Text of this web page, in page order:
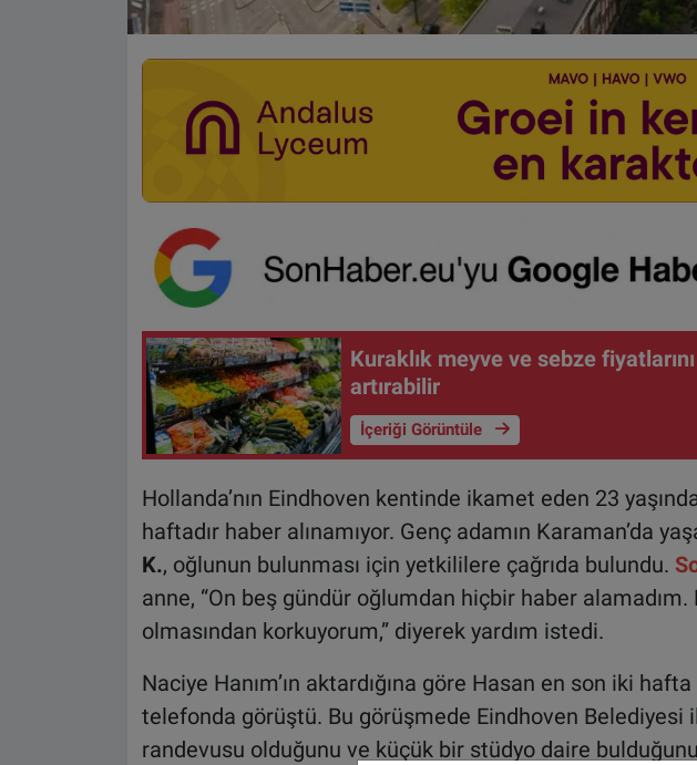
Kuraklık meyve ve sebze
artırabilir
İçeriği Görüntüle
Hollanda’nın Eindhoven kentinde ikamet eden 23
haftadır haber alınamıyor. Genç adamın Karaman’da
K., oğlunun bulunması için yetkililere çağrıda bulundu.
anne, “On beş gündür oğlumdan hiçbir haber alamadım.
olmasından korkuyorum,” diyerek yardım istedi.
Naciye Hanım’ın aktardığına göre Hasan en son iki
telefonda görüştü. Bu görüşmede Eindhoven Belediyesi
randevusu olduğunu ve küçük bir stüdyo daire